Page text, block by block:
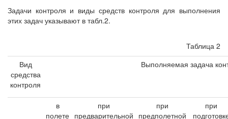
Задачи контроля и виды средств контроля для выполнения
этих задач указывают в табл.2.
Таблица 2
Вид
средства
контроля
Выполняемая задача
в
полете
при
предварительной
при
предполетной
при